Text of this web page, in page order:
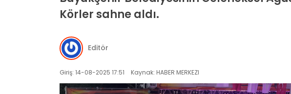
Körler sahne aldı.
Editör
Giriş: 14-08-2025 17:51 Kaynak: HABER MERKEZI